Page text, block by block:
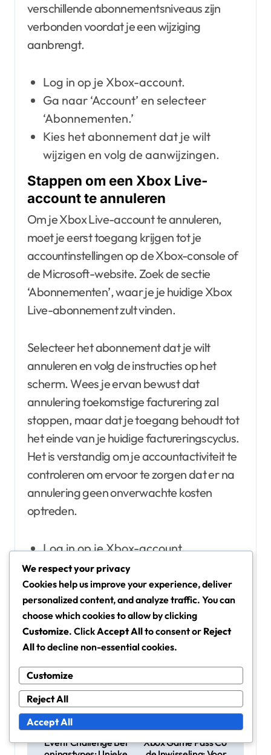
verschillende abonnementsniveaus zijn
verbonden voordat je een wijziging
aanbrengt.
Log in op je Xbox-account.
Ga naar ‘Account’ en selecteer
‘Abonnementen.’
Kies het abonnement dat je wilt
wijzigen en volg de aanwijzingen.
Stappen om een Xbox Live-
account te annuleren
Om je Xbox Live-account te annuleren,
moet je eerst toegang krijgen tot je
accountinstellingen op de Xbox-console of
de Microsoft-website. Zoek de sectie
‘Abonnementen’, waar je je huidige Xbox
Live-abonnement zult vinden.
Selecteer het abonnement dat je wilt
annuleren en volg de instructies op het
scherm. Wees je ervan bewust dat
annulering toekomstige facturering zal
stoppen, maar dat je toegang behoudt tot
het einde van je huidige factureringscyclus.
Het is verstandig om je accountactiviteit te
controleren om ervoor te zorgen dat er na
annulering geen onverwachte kosten
optreden.
Log in op je Xbox-account.
Navigeer naar ‘Account’ en selecteer
‘Abonnementen.’
Kies het abonnement dat je wilt
annuleren en bevestig je keuze.
P
Event Challenge Bel
Xbox Game Pass Co
We respect your privacy
Cookies help us improve your experience, deliver
personalized content, and analyze traffic. You can
choose which cookies to allow by clicking
Customize. ClickAccept Allto consent or Reject
Allto decline non-essential cookies.
Customize
Reject All
Accept All